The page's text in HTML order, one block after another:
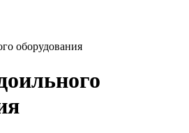
оборудования